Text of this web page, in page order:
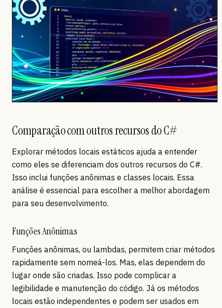
Comparação com outros recursos do C#
Explorar métodos locais estáticos ajuda a entender
como eles se diferenciam dos outros recursos do C#.
Isso inclui funções anônimas e classes locais. Essa
análise é essencial para escolher a melhor abordagem
para seu desenvolvimento.
Funções Anônimas
Funções anônimas, ou lambdas, permitem criar métodos
rapidamente sem nomeá-los. Mas, elas dependem do
lugar onde são criadas. Isso pode complicar a
legibilidade e manutenção do código. Já os métodos
locais estão independentes e podem ser usados em